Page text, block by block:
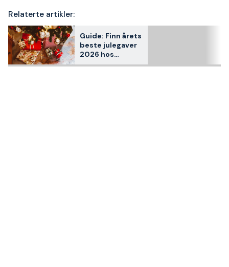
Relaterte artikler:
Guide: Finn årets
beste julegaver
2026 hos
Staypro